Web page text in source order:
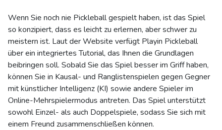
Wenn Sie noch nie Pickleball gespielt haben, ist das Spiel
so konzipiert, dass es leicht zu erlernen, aber schwer zu
meistern ist. Laut der Website verfügt Playin Pickleball
über ein integriertes Tutorial, das Ihnen die Grundlagen
beibringen soll. Sobald Sie das Spiel besser im Griff haben,
können Sie in Kausal- und Ranglistenspielen gegen Gegner
mit künstlicher Intelligenz (KI) sowie andere Spieler im
Online-Mehrspielermodus antreten. Das Spiel unterstützt
sowohl Einzel- als auch Doppelspiele, sodass Sie sich mit
einem Freund zusammenschließen können.